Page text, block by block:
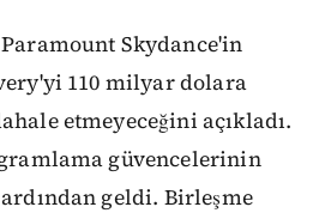
Skydance'in
110 milyar dolara
etmeyeceğini açıkladı.
güvencelerinin
geldi. Birleşme